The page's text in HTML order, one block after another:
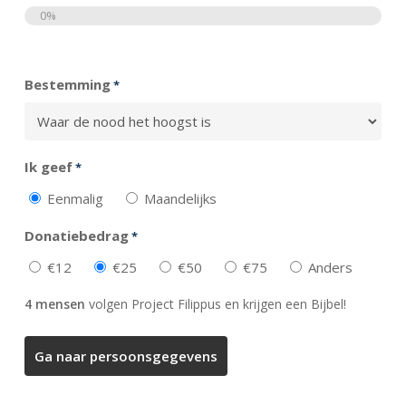
0%
Bestemming*
Ik geef*
Eenmalig Maandelijks
Donatiebedrag*
€12 €25 €50 €75 Anders
4 mensen volgen Project Filippus en krijgen een Bijbel!